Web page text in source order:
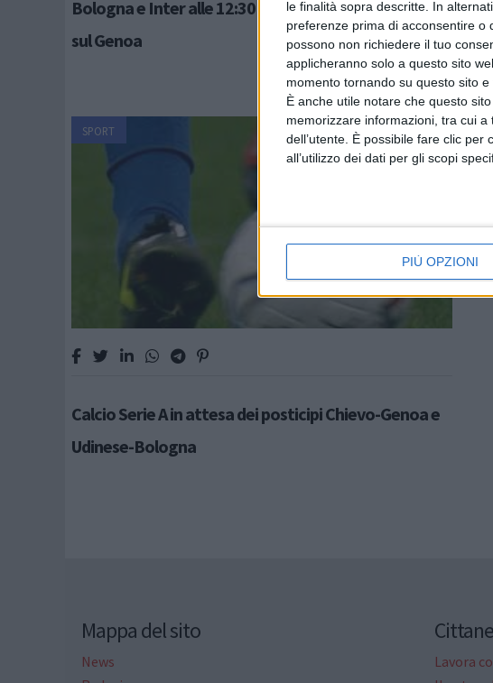
le finalità sopra descritte. In
preferenze prima di acconsentire o
possono non richiedere il tuo
applicheranno solo a questo sito
momento tornando su questo sito
È anche utile notare che questo
memorizzare informazioni, tra cui
dell’utente. È possibile fare clic
all’utilizzo dei dati per gli scopi
PIÙ OPZIONI
Bologna e Inter alle 12:30 di oggi Cagliari a valanga
sul Genoa
SPORT
Calcio Serie A in attesa dei posticipi Chievo-Genoa e
Udinese-Bologna
Mappa del sito
News
Lavora